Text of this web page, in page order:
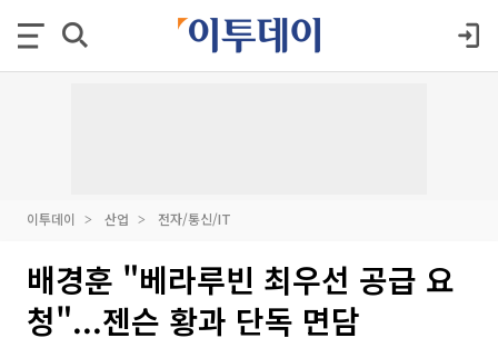
이투데이 산업 전자/통신/IT
배경훈 "베라루빈 최우선 공급 요
청"...젠슨 황과 단독 면담